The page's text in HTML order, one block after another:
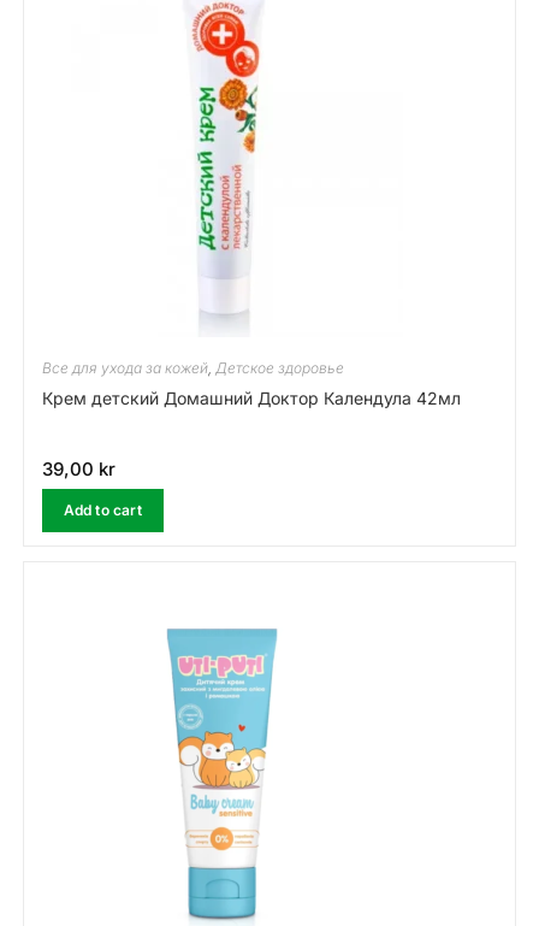
Все для ухода за кожей, Детское здоровье
Крем детский Домашний Доктор Календула 42мл
39,00 kr
Add to cart